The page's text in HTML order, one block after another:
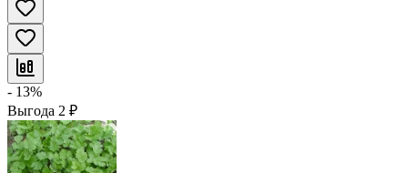
- 13%
Выгода 2 ₽